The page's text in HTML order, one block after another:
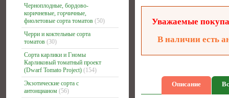
Черноплодные, бордово-
коричневые, горчичные,
фиолетовые сорта томатов (50)
Черри и коктельные сорта
томатов (30)
Сорта карлики и Гномы
Карликовый томатный проект
(Dwarf Tomato Project) (154)
Экзотические сорта с
антонцианом (56)
Уважаемые
В наличии есть
Описание